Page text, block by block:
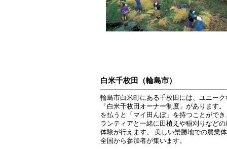
白米千枚田（輪島市）
輪島市白米町にある千枚田には、ユニーク
「白米千枚田オーナー制度」があります。
を払うと「マイ田んぼ」を持つことができ
ランティアと一緒に田植えや稲刈りなどの
体験が行えます。 美しい景勝地での農業
全国から参加者が集います。